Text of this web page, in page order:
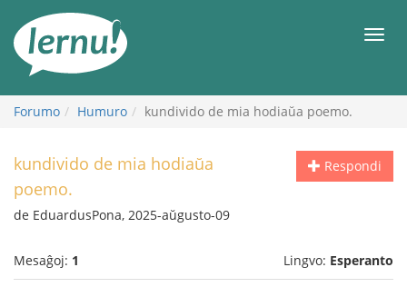
enhavo
Forumo Humuro kundivido de mia hodiaŭa poemo.
Respondi
kundivido de mia hodiaŭa
poemo.
de EduardusPona, 2025-aŭgusto-09
Mesaĝoj: 1 Lingvo: Esperanto